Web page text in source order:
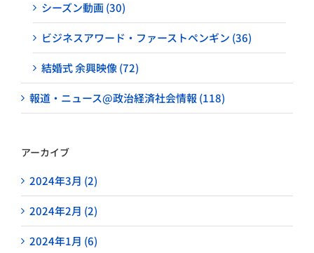
シーズン動画 (30)
ビジネスアワード・ファーストペンギン (36)
結婚式 余興映像 (72)
報道・ニュース@政治経済社会情報 (118)
アーカイブ
2024年3月 (2)
2024年2月 (2)
2024年1月 (6)